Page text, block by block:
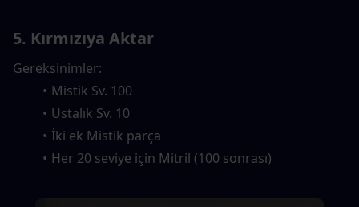
5. Kırmızıya Aktar
Gereksinimler:
Mistik Sv. 100
Ustalık Sv. 10
İki ek Mistik parça
Her 20 seviye için Mitril (100 sonrası)